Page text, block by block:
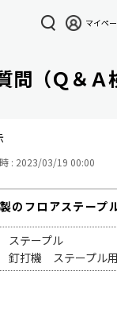
マイペ
問（Ｑ＆Ａ
: 2023/03/19 00:00
のフロアステープ
ステープル
釘打機 ステープル